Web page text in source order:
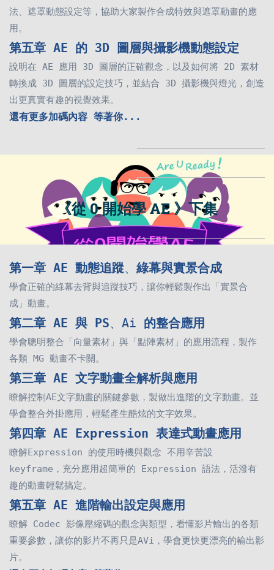
法、遮罩動態設定等，協助大家製作合成特效與遮罩動畫的應
用。
第五章 AE 的 3D 圖層與攝影機動態設定
說明在 AE 應用 3D 圖層的正確觀念，以及如何將 2D 素材
轉換成 3D 圖層的設定技巧，並結合 3D 攝影機與燈光，創造
出更真實有趣的視覺效果。
還有更多加碼內容 等著你...
《從 0 開始學 AE 》下集
第一章 AE 動態追蹤、 綠幕與實景合成
學會正確的綠幕去背與追蹤技巧 ， 讓你輕鬆製作出「實景合
成」動畫。
第二章 AE 與 PS、Ai 的整合應用
學會聰明整合「向量素材」與「點陣素材」的應用流程 ，製作
各類 MG 動畫不卡關。
第三章 AE 文字動畫全解析與應用
瞭解控制AE文字動畫的關鍵參數 ， 製做出進階的文字動畫。 並
學會整合外掛應用，輕鬆產生酷炫的文字效果。
第四章 AE Expression 表達式動畫應用
瞭解Expression 的使用時機與觀念 不用辛苦設
keyframe，充分應用超簡單的 Expression 語法 ， 活潑有
趣的動畫輕鬆搞定。
第五章 AE 進階輸出設定與應用
瞭解 Codec 影像壓縮碼的觀念與類型 ， 看懂影片輸出的各類
重要參數 ， 讓你的影片不再只是AVi ，學會更快更漂亮的輸出影
片。